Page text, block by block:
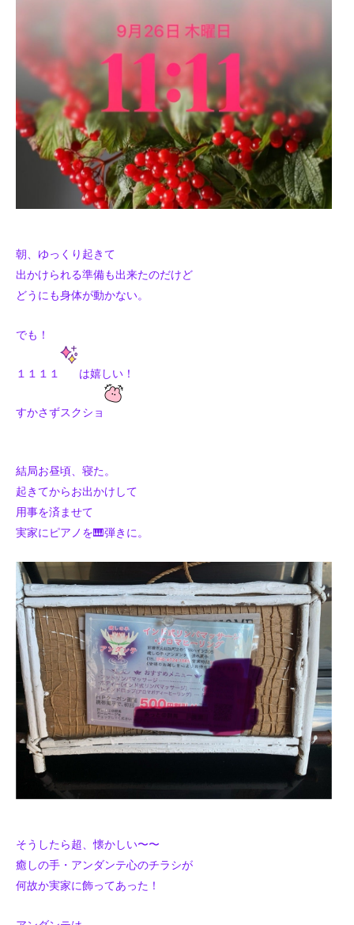
朝、ゆっくり起きて
出かけられる準備も出来たのだけど
どうにも身体が動かない。
でも！
１１１１ は嬉しい！
すかさずスクショ
結局お昼頃、 寝た。
起きてからお出かけして
用事を済ませて
実家にピアノを🎹弾きに。
そうしたら超、懐かしい〜〜
癒しの手・アンダンテ心のチラシが
何故か実家に飾ってあった！